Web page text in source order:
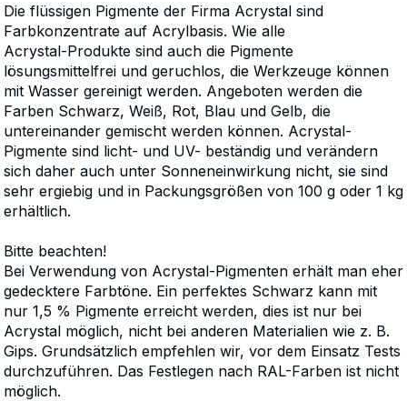
Die flüssigen Pigmente der Firma Acrystal sind
Farbkonzentrate auf Acrylbasis. Wie alle
Acrystal-Produkte sind auch die Pigmente
lösungsmittelfrei und geruchlos, die Werkzeuge können
mit Wasser gereinigt werden. Angeboten werden die
Farben Schwarz, Weiß, Rot, Blau und Gelb, die
untereinander gemischt werden können. Acrystal-
Pigmente sind licht- und UV- beständig und verändern
sich daher auch unter Sonneneinwirkung nicht, sie sind
sehr ergiebig und in Packungsgrößen von 100 g oder 1 kg
erhältlich.
Bitte beachten!
Bei Verwendung von Acrystal-Pigmenten erhält man eher
gedecktere Farbtöne. Ein perfektes Schwarz kann mit
nur 1,5 % Pigmente erreicht werden, dies ist nur bei
Acrystal möglich, nicht bei anderen Materialien wie z. B.
Gips. Grundsätzlich empfehlen wir, vor dem Einsatz Tests
durchzuführen. Das Festlegen nach RAL-Farben ist nicht
möglich.